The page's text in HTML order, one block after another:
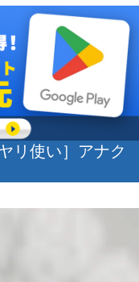
リ使い］アナク